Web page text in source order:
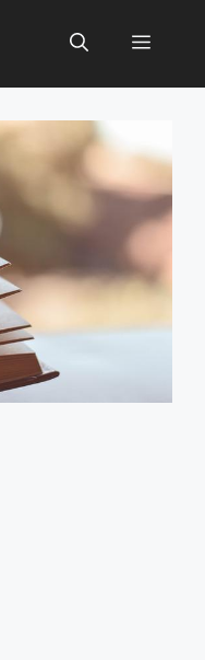
Menu